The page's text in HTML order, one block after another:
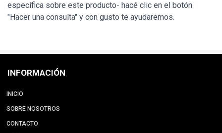
específica sobre este producto- hacé clic en el botón
"Hacer una consulta" y con gusto te ayudaremos.
INFORMACIÓN
INICIO
SOBRE NOSOTROS
CONTACTO